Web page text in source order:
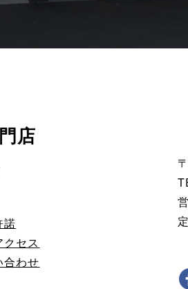
店
諾
セス
合わせ